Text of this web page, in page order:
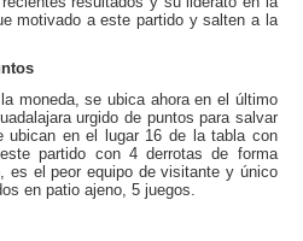
motivado a este partido y salten a la
moneda, se ubica ahora en el último
urgido de puntos para salvar
ubican en el lugar 16 de la tabla con
partido con 4 derrotas de forma
es el peor equipo de visitante y único
en patio ajeno, 5 juegos.